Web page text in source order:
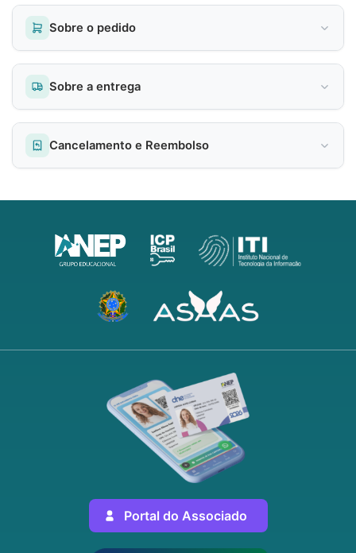
Sobre o pedido
Sobre a entrega
Cancelamento e Reembolso
Portal do Associado